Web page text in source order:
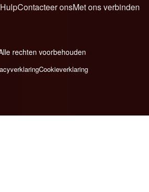
HulpContacteer onsMet ons verbinden
rechten voorbehouden
Cookieverklaring